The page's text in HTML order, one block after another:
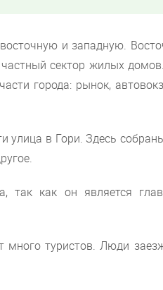
и западную.
частный сектор жилых
города: рынок,
улица в Гори. Здесь
так как он является
много туристов. Люди